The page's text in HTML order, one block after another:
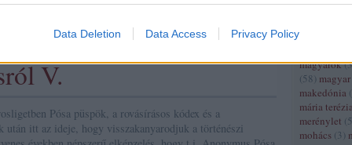
Data Deletion Data Access Privacy Policy
legújabbkor
magyarok(
(58)
makedónia (
mária terézia
merénylet (5
mohács (3 )
V.
Pósa püspök, a rovásírásos kódex és a
után itt az ideje, hogy visszakanyarodjuk a történészi